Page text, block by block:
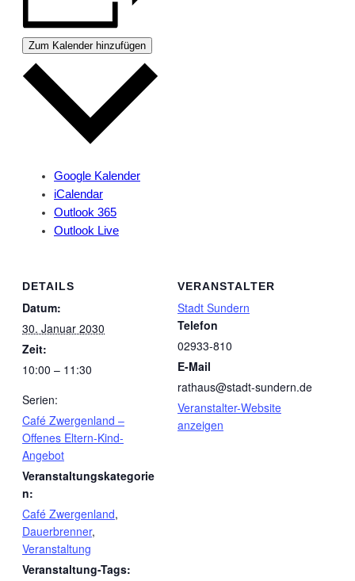
Zum Kalender hinzufügen
Google Kalender
iCalendar
Outlook 365
Outlook Live
DETAILS
Datum:
30. Januar 2030
Zeit:
10:00 – 11:30
Serien:
Café Zwergenland –
Offenes Eltern-Kind-
Angebot
Veranstaltungskategorie
n:
Café Zwergenland,
Dauerbrenner,
Veranstaltung
Veranstaltung-Tags:
VERANSTALTER
Stadt Sundern
Telefon
02933-810
E-Mail
rathaus@stadt-sundern.de
Veranstalter-Website
anzeigen